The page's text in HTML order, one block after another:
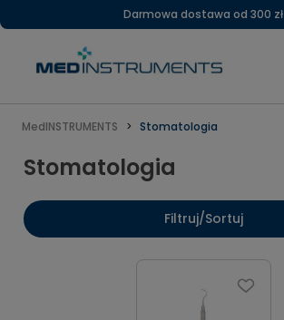
Darmowa dostawa od 300 zł
MedINSTRUMENTS Stomatologia
Stomatologia
Filtruj/Sortuj